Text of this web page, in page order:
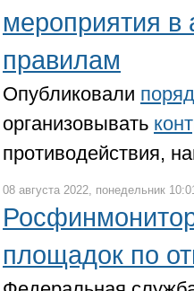
мероприятия
правилам
Опубликовали
организовывать
противодействия,
08 августа 2022, понедельник
площадок по